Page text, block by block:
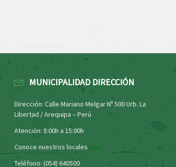
MUNICIPALIDAD DIRECCIÓN
Dirección: Calle Mariano Melgar Nº 500 Urb. La
Libertad / Arequipa – Perú
Atención: 8:00h a 15:00h
Conoce nuestros locales aquí
Teléfono: (054) 640500